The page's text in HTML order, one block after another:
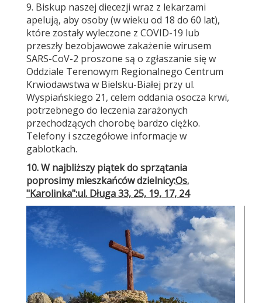
9. Biskup naszej diecezji wraz z lekarzami
apelują, aby osoby (w wieku od 18 do 60 lat),
które zostały wyleczone z COVID-19 lub
przeszły bezobjawowe zakażenie wirusem
SARS-CoV-2 proszone są o zgłaszanie się w
Oddziale Terenowym Regionalnego Centrum
Krwiodawstwa w Bielsku-Białej przy ul.
Wyspiańskiego 21, celem oddania osocza krwi,
potrzebnego do leczenia zarażonych
przechodzących chorobę bardzo ciężko.
Telefony i szczegółowe informacje w
gablotkach.
10. W najbliższy piątek do sprzątania
poprosimy mieszkańców dzielnicy:Os.
"Karolinka":ul. Długa 33, 25, 19, 17, 24